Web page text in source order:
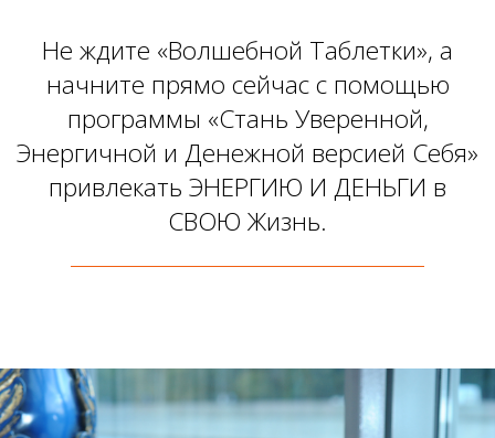
Не ждите «Волшебной Таблетки», а
начните прямо сейчас с помощью
программы «Стань Уверенной,
Энергичной и Денежной версией Себя»
привлекать ЭНЕРГИЮ И ДЕНЬГИ в
СВОЮ Жизнь.